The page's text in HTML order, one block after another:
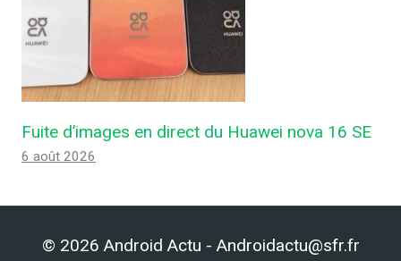
Fuite d’images en direct du Huawei nova 16 SE
6 août 2026
© 2026 Android Actu - Androidactu@sfr.fr